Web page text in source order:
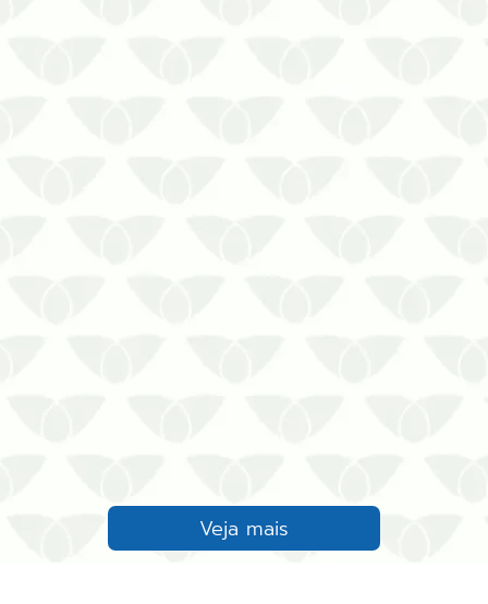
Veja mais